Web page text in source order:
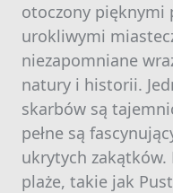
otoczony pięknymi
urokliwymi
niezapomniane
natury i historii.
skarbów są
pełne są
ukrytych zakątków.
plaże, takie jak